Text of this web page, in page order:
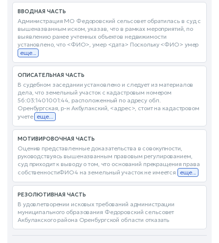
ВВОДНАЯ ЧАСТЬ
Администрация МО Федоровский сельсовет обратилась в суд с
вышеназванным иском, указав, что в рамках мероприятий, по
выявлению ранее учтенных объектов недвижимости
установлено, что <ФИО>, умер <дата> Поскольку <ФИО> умер
еще...
ОПИСАТЕЛЬНАЯ ЧАСТЬ
В судебном заседании установлено и следует из материалов
дела, что земельный участок с кадастровым номером
56:03:1401001:44, расположенный по адресу обл.
Оренбургская, р-н Акбулакский, <адрес>, стоит на кадастровом
учете еще...
МОТИВИРОВОЧНАЯ ЧАСТЬ
Оценив представленные доказательства в совокупности,
руководствуясь вышеназванным правовым регулированием,
суд приходит к выводу о том, что оснований прекращения права
собственностиФИО4 на земельный участок не имеется
еще...
РЕЗОЛЮТИВНАЯ ЧАСТЬ
В удовлетворении исковых требований администрации
муниципального образования Федоровский сельсовет
Акбулакского района Оренбургской области отказать